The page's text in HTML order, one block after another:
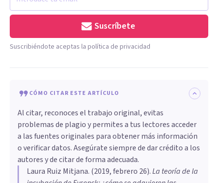
Suscríbete
Suscribiéndote aceptas la política de privacidad
CÓMO CITAR ESTE ARTÍCULO
Al citar, reconoces el trabajo original, evitas
problemas de plagio y permites a tus lectores acceder
a las fuentes originales para obtener más información
o verificar datos. Asegúrate siempre de dar crédito a los
autores y de citar de forma adecuada.
Laura Ruiz Mitjana. (2019, febrero 26).La teoría de la